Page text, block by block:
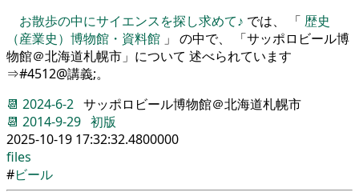
お散歩の中にサイエンスを探し求めて♪ では、 「 歴史
（産業史）博物館・資料館 」 の中で、 「サッポロビール博
物館＠北海道札幌市」について 述べられています
⇒#4512@講義;。
📆 2024-6-2 サッポロビール博物館＠北海道札幌市
📆 2014-9-29 初版
2025-10-19 17:32:32.4800000
files
#ビール